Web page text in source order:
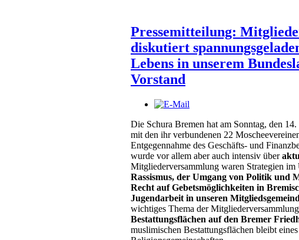
Pressemitteilung:
diskutiert
Lebens in unserem
Vorstand
Die Schura Bremen hat am Sonntag, den
mit den ihr verbundenen 22
Entgegennahme des Geschäfts- und
wurde vor allem aber auch intensiv über
Mitgliederversammlung waren Strategien im
Rassismus, der Umgang von Politik und
Recht auf Gebetsmöglichkeiten in
Jugendarbeit in unseren
wichtiges Thema der
Bestattungsflächen auf den Bremer
muslimischen Bestattungsflächen bleibt